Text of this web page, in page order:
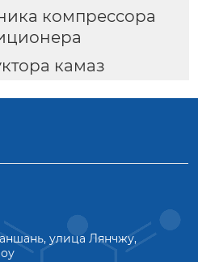
компрессора
камаз
улица Лянчжу,